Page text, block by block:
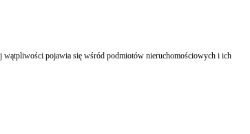
wątpliwości pojawia się wśród podmiotów nieruchomościowych i ich